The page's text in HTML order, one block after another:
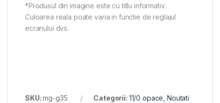
*Produsul din imagine este cu titlu informativ.
Culoarea reala poate varia in functie de reglajul
ecranului dvs.
SKU:mg-g35 Categorii: 11/0 opace ,Noutati